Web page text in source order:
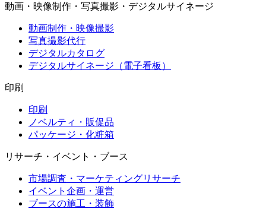
動画・映像制作・写真撮影・デジタルサイネージ
動画制作・映像撮影
写真撮影代行
デジタルカタログ
デジタルサイネージ（電子看板）
印刷
印刷
ノベルティ・販促品
パッケージ・化粧箱
リサーチ・イベント・ブース
市場調査・マーケティングリサーチ
イベント企画・運営
ブースの施工・装飾